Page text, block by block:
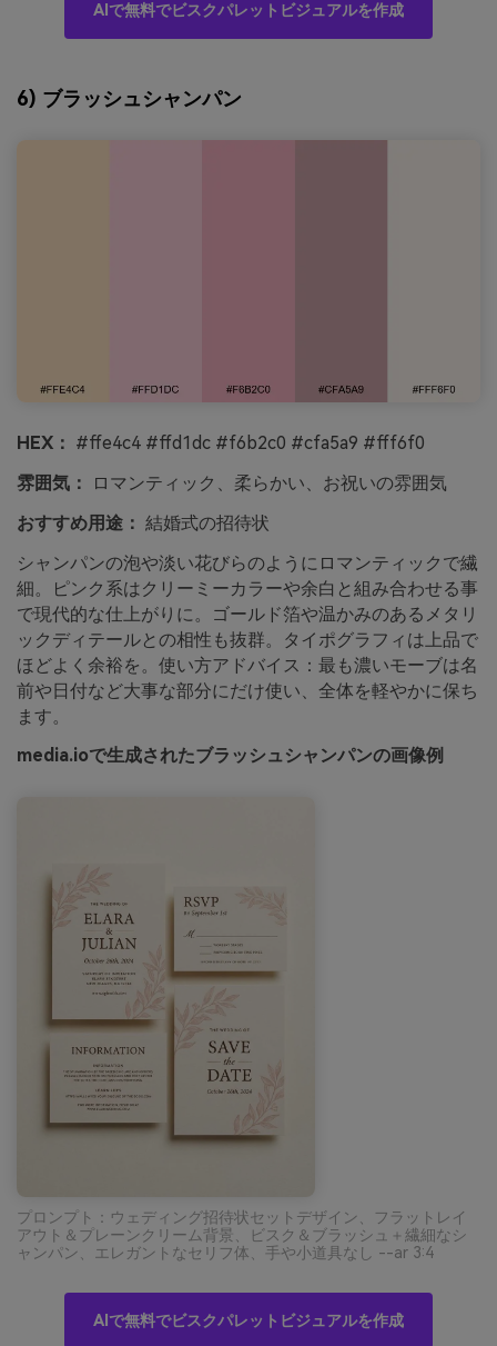
AIで無料でビスクパレットビジュアルを作成
6) ブラッシュシャンパン
HEX： #ffe4c4 #ffd1dc #f6b2c0 #cfa5a9 #fff6f0
雰囲気：
ロマンティック、柔らかい、お祝いの雰囲気
おすすめ用途： 結婚式の招待状
シャンパンの泡や淡い花びらのようにロマンティックで繊
細。ピンク系はクリーミーカラーや余白と組み合わせる事
で現代的な仕上がりに。ゴールド箔や温かみのあるメタリ
ックディテールとの相性も抜群。タイポグラフィは上品で
ほどよく余裕を。使い方アドバイス：最も濃いモーブは名
前や日付など大事な部分にだけ使い、全体を軽やかに保ち
ます。
media.ioで生成されたブラッシュシャンパンの画像例
プロンプト：ウェディング招待状セットデザイン、フラットレイ
アウト＆プレーンクリーム背景、ビスク＆ブラッシュ＋繊細なシ
ャンパン、エレガントなセリフ体、手や小道具なし --ar 3:4
AIで無料でビスクパレットビジュアルを作成